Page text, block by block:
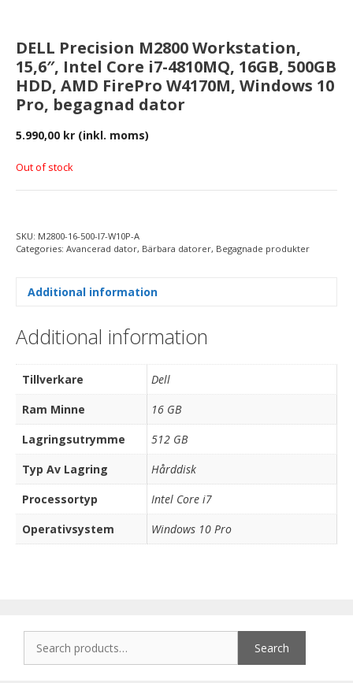
DELL Precision M2800 Workstation,
15,6″, Intel Core i7-4810MQ, 16GB, 500GB
HDD, AMD FirePro W4170M, Windows 10
Pro, begagnad dator
5.990,00 kr (inkl. moms)
Out of stock
SKU: M2800-16-500-I7-W10P-A
Categories: Avancerad dator, Bärbara datorer, Begagnade produkter
Additional information
Additional information
Tillverkare
Dell
Ram Minne
16 GB
Lagringsutrymme
512 GB
Typ Av Lagring
Hårddisk
Processortyp
Intel Core i7
Operativsystem
Windows 10 Pro
Search